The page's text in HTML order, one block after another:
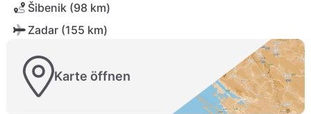
Šibenik (98 km)
Zadar (155 km)
Karte öffnen